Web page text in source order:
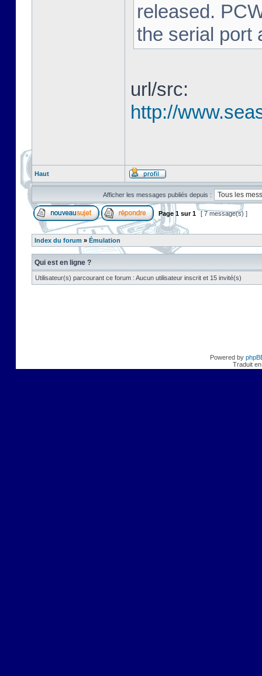
released.
the serial port
url/src:
http://
Haut
Afficher les messages publiés depuis :
Page 1 sur1 [ 7 message(s) ]
Index du forum » Émulation
Qui est en ligne ?
Utilisateur(s) parcourant ce forum : Aucun utilisateur inscrit et 15 invité(s)
Powered by
Traduit